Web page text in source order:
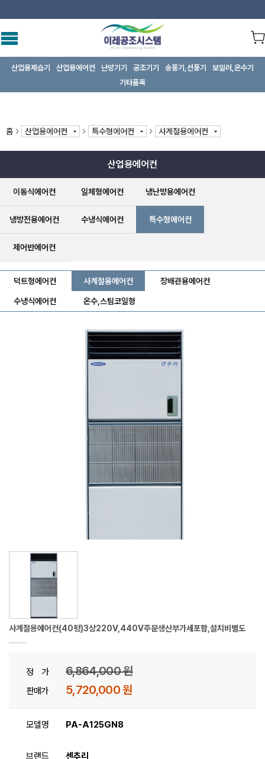
산업용제습기 산업용에어컨 난방기기 공조기기 송풍기,선풍기
보일러,온수기
기타품목
홈 산업용에어컨 특수형에어컨 사계절용에어컨
산업용에어컨
이동식에어컨 일체형에어컨 냉난방용에어컨
냉방전용에어컨 수냉식에어컨 특수형에어컨
제어반에어컨
덕트형에어컨 사계절용에어컨 장배관용에어컨
수냉식에어컨 온수,스팀코일형
사계절용에어컨(40평)3상220V,440V주문생산부가세포함,설치비별도
정 가 6,864,000 원
판매가 5,720,000 원
모델명 PA-A125GN8
브랜드 센추리